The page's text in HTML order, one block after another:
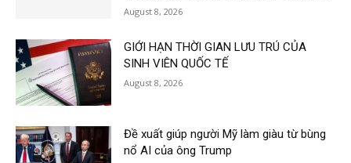
August 8, 2026
GIỚI HẠN THỜI GIAN LƯU TRÚ CỦA
SINH VIÊN QUỐC TẾ
August 8, 2026
Đề xuất giúp người Mỹ làm giàu từ bùng
nổ AI của ông Trump